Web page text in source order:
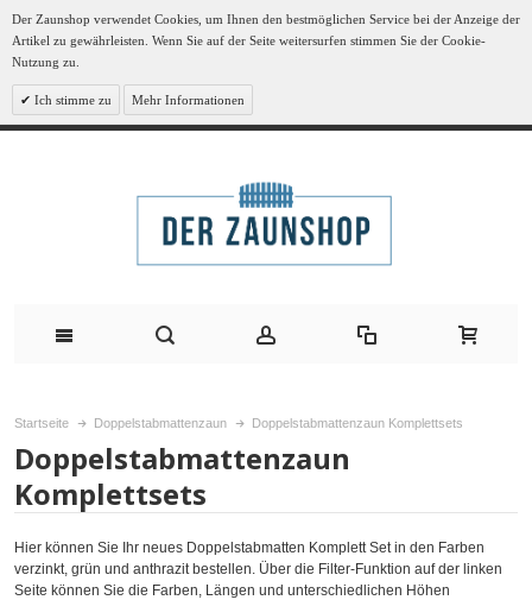
Der Zaunshop verwendet Cookies, um Ihnen den bestmöglichen Service bei der Anzeige der
Artikel zu gewährleisten. Wenn Sie auf der Seite weitersurfen stimmen Sie der Cookie-
Nutzung zu.
Ich stimme zu Mehr Informationen
Startseite Doppelstabmattenzaun Doppelstabmattenzaun Komplettsets
Doppelstabmattenzaun
Komplettsets
Hier können Sie Ihr neues Doppelstabmatten Komplett Set in den Farben
verzinkt, grün und anthrazit bestellen. Über die Filter-Funktion auf der linken
Seite können Sie die Farben, Längen und unterschiedlichen Höhen